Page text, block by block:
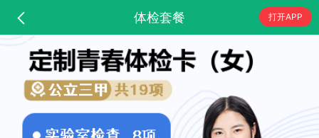
体检套餐 打开APP